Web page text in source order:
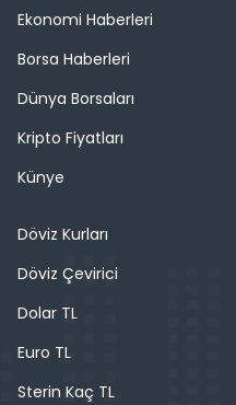
Ekonomi Haberleri
Borsa Haberleri
Dünya Borsaları
Kripto Fiyatları
Künye
Döviz Kurları
Döviz Çevirici
Dolar TL
Euro TL
Sterin Kaç TL